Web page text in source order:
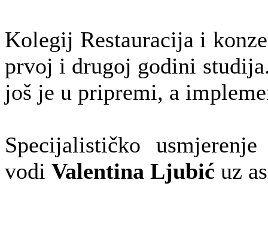
Kolegij Restauracija i
prvoj i drugoj godini
još je u pripremi, a
Specijalističko
vodi Valentina Ljubić uz